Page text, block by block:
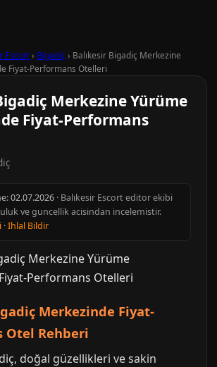
Escort› Bigadiç› Balıkesir Bigadiç Merkezine
Fiyat-Performans Otelleri
Merkezine Yürüme
Fiyat-Performans
02.07.2026 · Balıkesir Escort editor ekibi
ve guncellik acisindan incelemistir.
·Ihlal Bildir
Merkezinde Fiyat-
Otel Rehberi
doğal güzellikleri ve sakin